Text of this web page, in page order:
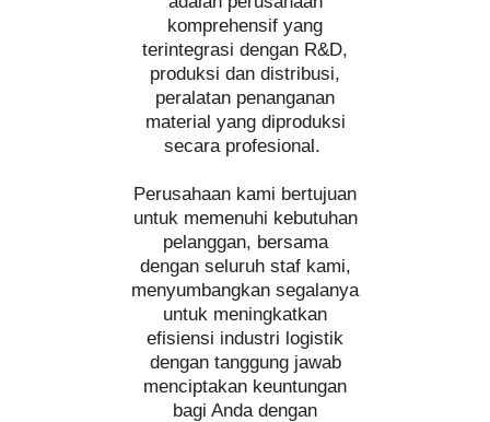
komprehensif yang
terintegrasi dengan R&D,
produksi dan distribusi,
peralatan penanganan
material yang diproduksi
secara profesional.
Perusahaan kami bertujuan
untuk memenuhi kebutuhan
pelanggan, bersama
dengan seluruh staf kami,
menyumbangkan segalanya
untuk meningkatkan
efisiensi industri logistik
dengan tanggung jawab
menciptakan keuntungan
bagi Anda dengan